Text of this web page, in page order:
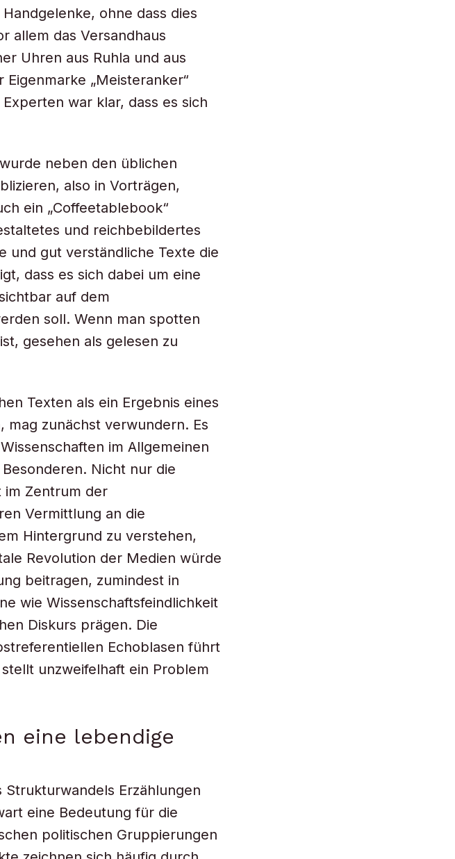
ohne dass dies
allem das Versandhaus
Uhren aus Ruhla und aus
„Meisteranker“
war klar, dass es sich
neben den üblichen
also in Vorträgen,
ein „Coffeetablebook“
und reichbebildertes
und gut verständliche Texte die
dass es sich dabei um eine
auf dem
soll. Wenn man spotten
gesehen als gelesen zu
Texten als ein Ergebnis eines
mag zunächst verwundern. Es
im Allgemeinen
Nicht nur die
im Zentrum der
Vermittlung an die
Hintergrund zu verstehen,
Revolution der Medien würde
beitragen, zumindest in
wie Wissenschaftsfeindlichkeit
Diskurs prägen. Die
Echoblasen führt
unzweifelhaft ein Problem
eine lebendige
Erzählungen
eine Bedeutung für die
politischen Gruppierungen